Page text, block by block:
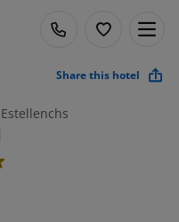
Share this hotel